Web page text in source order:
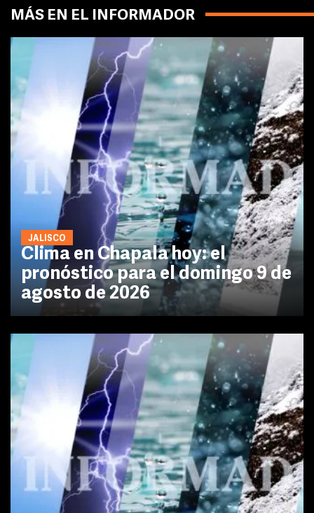
MÁS EN EL INFORMADOR
JALISCO
Clima en Chapala hoy: el
pronóstico para el domingo 9 de
agosto de 2026